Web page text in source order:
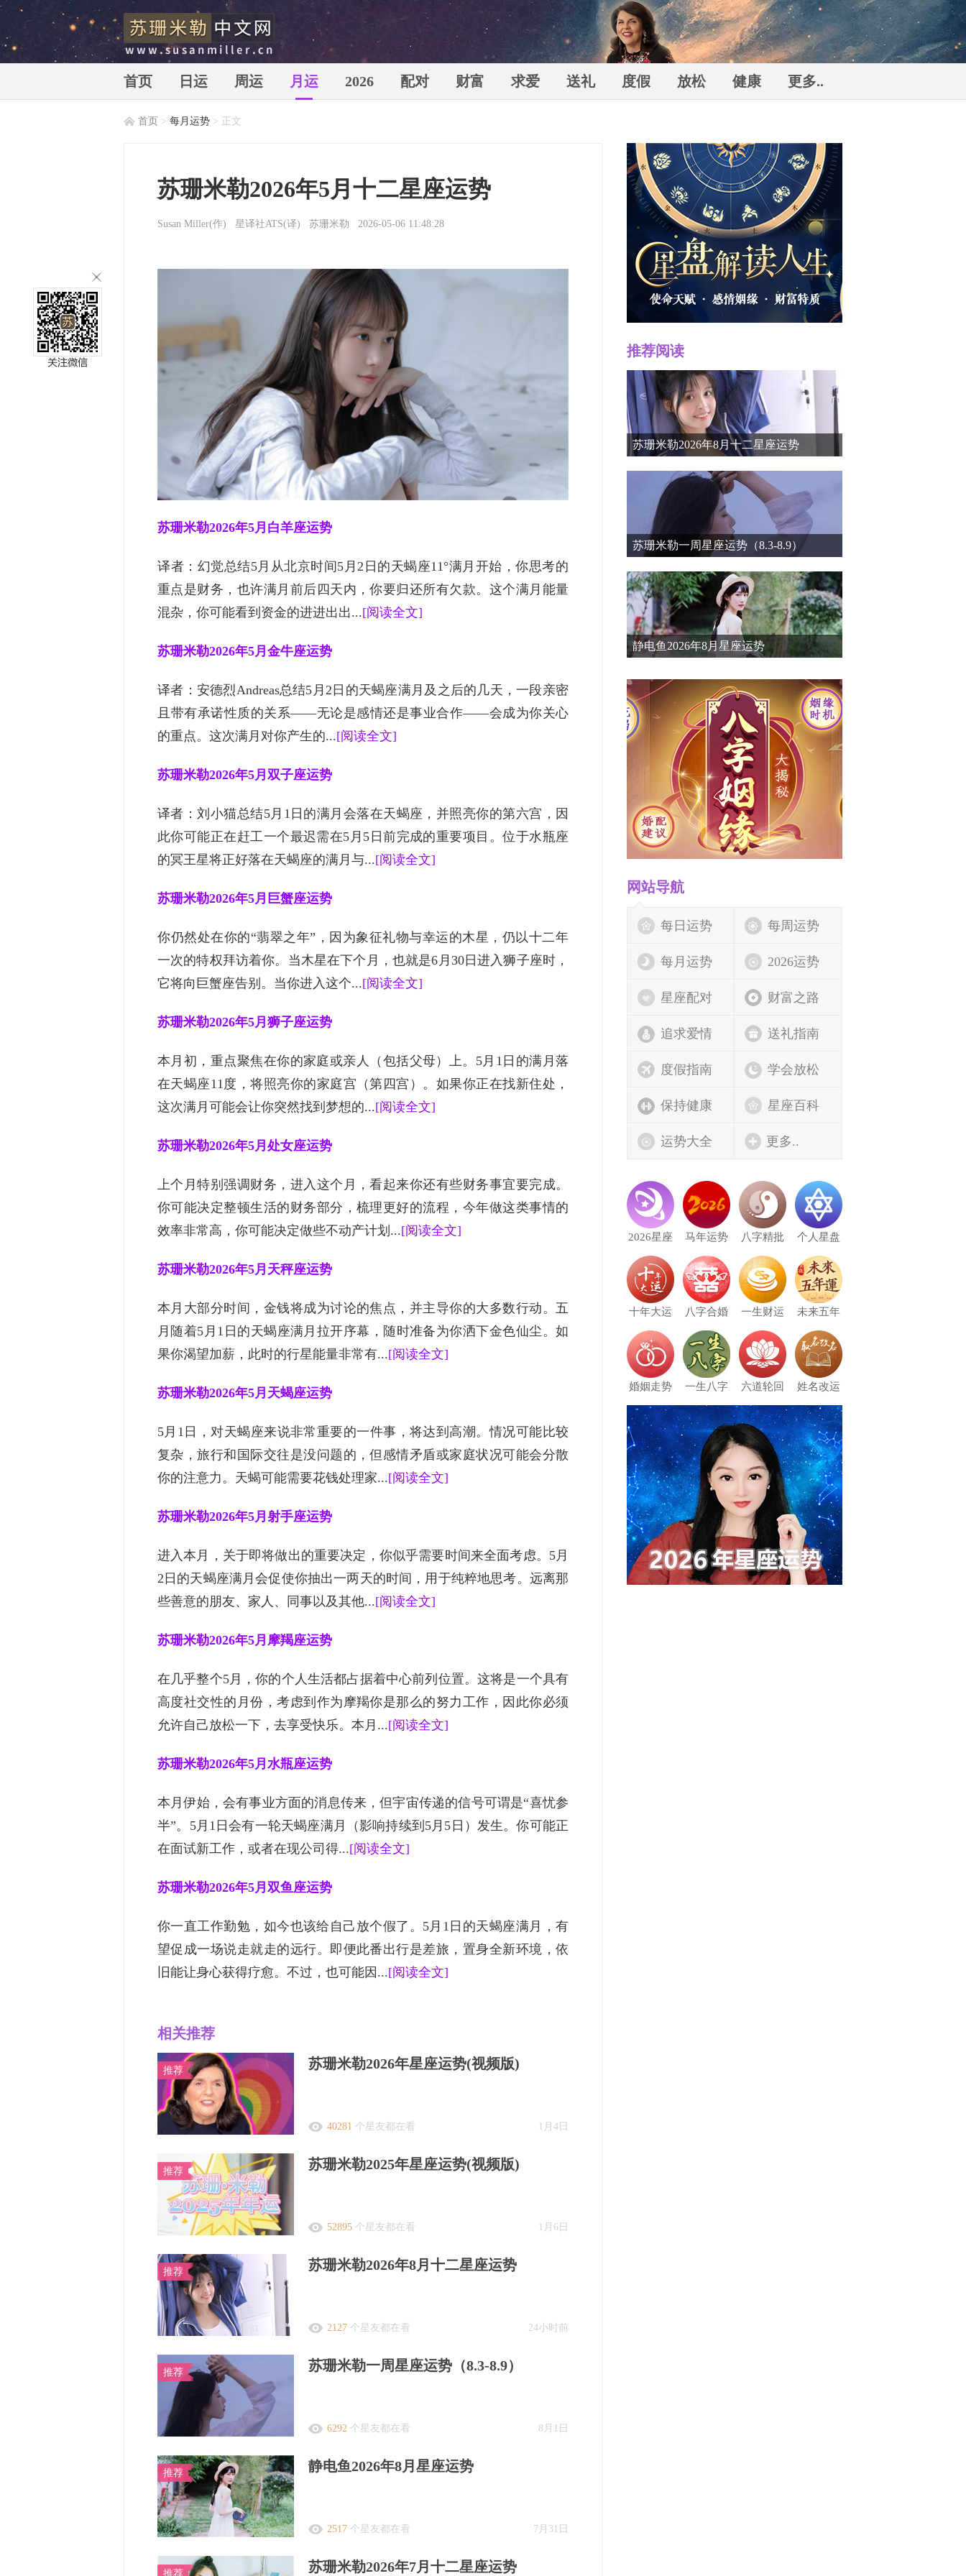
苏珊米勒
Miller）个人
首页 日运 周运 月运 2026 配对 财富 求爱 送礼 度假 放松 健康 更多..
首页 > 每月运势 > 正文
苏珊米勒2026年5月十二星座运势
Susan Miller(作) 星译社ATS(译) 苏珊米勒 2026-05-06 11:48:28
苏珊米勒2026年5月白羊座运势
译者：幻觉总结5月从北京时间5月2日的天蝎座11°满月开始，你思考的
重点是财务，也许满月前后四天内，你要归还所有欠款。这个满月能量
混杂，你可能看到资金的进进出出...[阅读全文]
苏珊米勒2026年5月金牛座运势
译者：安德烈Andreas总结5月2日的天蝎座满月及之后的几天，一段亲密
且带有承诺性质的关系——无论是感情还是事业合作——会成为你关心
的重点。这次满月对你产生的...[阅读全文]
苏珊米勒2026年5月双子座运势
译者：刘小猫总结5月1日的满月会落在天蝎座，并照亮你的第六宫，因
此你可能正在赶工一个最迟需在5月5日前完成的重要项目。位于水瓶座
的冥王星将正好落在天蝎座的满月与...[阅读全文]
苏珊米勒2026年5月巨蟹座运势
你仍然处在你的“翡翠之年”，因为象征礼物与幸运的木星，仍以十二年
一次的特权拜访着你。当木星在下个月，也就是6月30日进入狮子座时，
它将向巨蟹座告别。当你进入这个...[阅读全文]
苏珊米勒2026年5月狮子座运势
本月初，重点聚焦在你的家庭或亲人（包括父母）上。5月1日的满月落
在天蝎座11度，将照亮你的家庭宫（第四宫）。如果你正在找新住处，
这次满月可能会让你突然找到梦想的...[阅读全文]
苏珊米勒2026年5月处女座运势
上个月特别强调财务，进入这个月，看起来你还有些财务事宜要完成。
你可能决定整顿生活的财务部分，梳理更好的流程，今年做这类事情的
效率非常高，你可能决定做些不动产计划...[阅读全文]
苏珊米勒2026年5月天秤座运势
本月大部分时间，金钱将成为讨论的焦点，并主导你的大多数行动。五
月随着5月1日的天蝎座满月拉开序幕，随时准备为你洒下金色仙尘。如
果你渴望加薪，此时的行星能量非常有...[阅读全文]
苏珊米勒2026年5月天蝎座运势
5月1日，对天蝎座来说非常重要的一件事，将达到高潮。情况可能比较
复杂，旅行和国际交往是没问题的，但感情矛盾或家庭状况可能会分散
你的注意力。天蝎可能需要花钱处理家...[阅读全文]
苏珊米勒2026年5月射手座运势
进入本月，关于即将做出的重要决定，你似乎需要时间来全面考虑。5月
2日的天蝎座满月会促使你抽出一两天的时间，用于纯粹地思考。远离那
些善意的朋友、家人、同事以及其他...[阅读全文]
苏珊米勒2026年5月摩羯座运势
在几乎整个5月，你的个人生活都占据着中心前列位置。这将是一个具有
高度社交性的月份，考虑到作为摩羯你是那么的努力工作，因此你必须
允许自己放松一下，去享受快乐。本月...[阅读全文]
苏珊米勒2026年5月水瓶座运势
本月伊始，会有事业方面的消息传来，但宇宙传递的信号可谓是“喜忧参
半”。5月1日会有一轮天蝎座满月（影响持续到5月5日）发生。你可能正
在面试新工作，或者在现公司得...[阅读全文]
苏珊米勒2026年5月双鱼座运势
你一直工作勤勉，如今也该给自己放个假了。5月1日的天蝎座满月，有
望促成一场说走就走的远行。即便此番出行是差旅，置身全新环境，依
旧能让身心获得疗愈。不过，也可能因...[阅读全文]
相关推荐
推荐 苏珊米勒2026年星座运势(视频版)
40281 个星友都在看 1月4日
推荐 苏珊米勒2025年星座运势(视频版)
52895 个星友都在看 1月6日
推荐 苏珊米勒2026年8月十二星座运势
2127 个星友都在看 24小时前
推荐 苏珊米勒一周星座运势（8.3-8.9）
6292 个星友都在看 8月1日
推荐 静电鱼2026年8月星座运势
2517 个星友都在看 7月31日
推荐 苏珊米勒2026年7月十二星座运势
推荐阅读
苏珊米勒2026年8月十二星座运势
苏珊米勒一周星座运势（8.3-8.9）
静电鱼2026年8月星座运势
网站导航
每日运势 每周运势
每月运势 2026运势
星座配对 财富之路
追求爱情 送礼指南
度假指南 学会放松
保持健康 星座百科
运势大全 更多..
2026星座 马年运势 八字精批 个人星盘
十年大运 八字合婚 一生财运 未来五年
婚姻走势 一生八字 六道轮回 姓名改运